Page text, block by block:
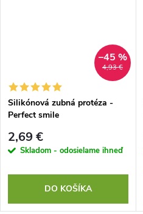
4,93 €
–45 %
Silikónová zubná protéza -
Perfect smile
2,69 €
Skladom - odosielame ihneď
DO KOŠÍKA